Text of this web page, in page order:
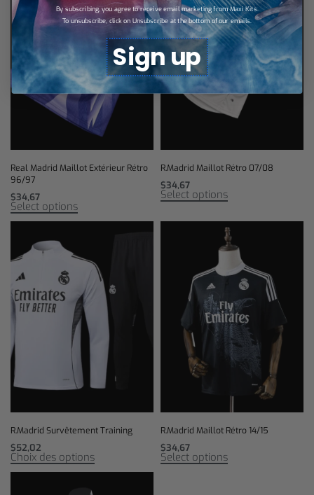
Real Madrid Maillot Extérieur Rétro
96/97
$34,67
Select options
R.Madrid Maillot Rétro 07/08
$34,67
Select options
R.Madrid Survêtement Training
$52,02
Choix des options
R.Madrid Maillot Rétro 14/15
$34,67
Select options
By subscribing, you agree to receive email marketing from Maxi Kits.
To unsubscribe, click on Unsubscribe at the bottom of our emails.
Sign up